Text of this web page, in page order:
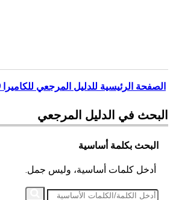
الصفحة الرئيسية للدليل المرجعي للكاميرا Z 9
البحث في الدليل المرجعي
البحث بكلمة أساسية
أدخل كلمات أساسية، وليس جمل.